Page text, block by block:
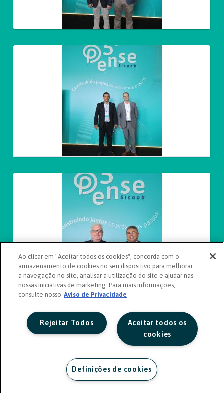
Ao clicar em "Aceitar todos os cookies", concorda com o
armazenamento de cookies no seu dispositivo para melhorar
a navegação no site, analisar a utilização do site e ajudar nas
nossas iniciativas de marketing. Para mais informações,
consulte nosso Aviso de Privacidade
Aceitar todos os
cookies
Rejeitar Todos
Definições de cookies